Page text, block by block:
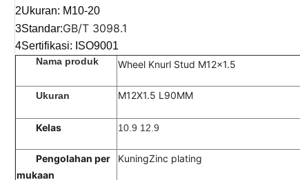
2Ukuran: M10-20
3Standar:GB/T 3098.1
4Sertifikasi: ISO9001
Nama produk Wheel Knurl Stud M12x1.5
Ukuran M12X1.5 L90MM
Kelas 10.9 12.9
Pengolahan per
mukaan
KuningZinc plating